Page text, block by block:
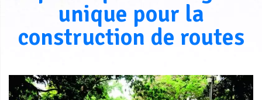
unique pour la
construction de routes